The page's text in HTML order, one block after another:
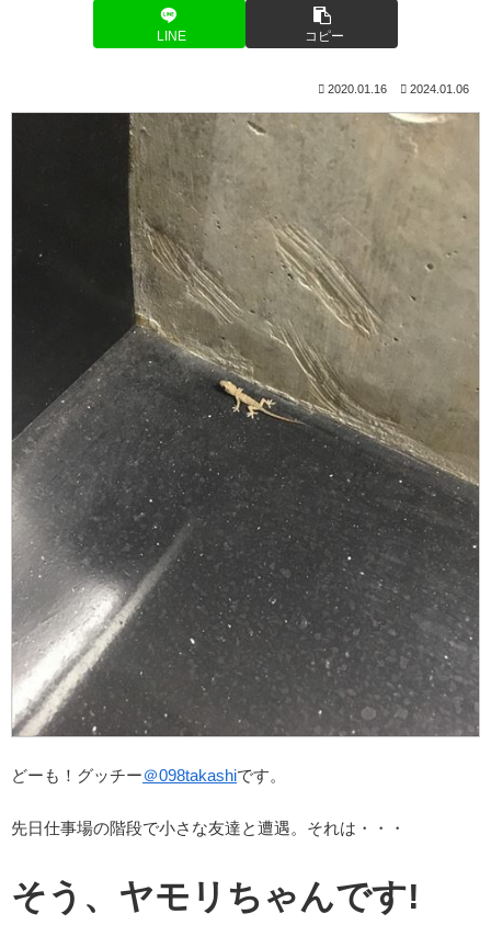
LINE コピー
2020.01.16 2024.01.06
どーも！グッチー＠098takashiです。
先日仕事場の階段で小さな友達と遭遇。それは・・・
そう、ヤモリちゃんです!